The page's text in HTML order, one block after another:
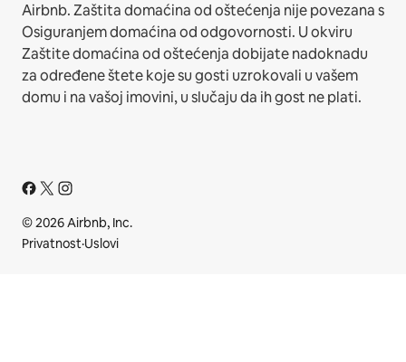
Airbnb. Zaštita domaćina od oštećenja nije povezana s
Osiguranjem domaćina od odgovornosti. U okviru
Zaštite domaćina od oštećenja dobijate nadoknadu
za određene štete koje su gosti uzrokovali u vašem
domu i na vašoj imovini, u slučaju da ih gost ne plati.
© 2026 Airbnb, Inc.
Privatnost·Uslovi